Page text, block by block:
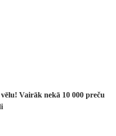
Vairāk nekā 10 000 preču